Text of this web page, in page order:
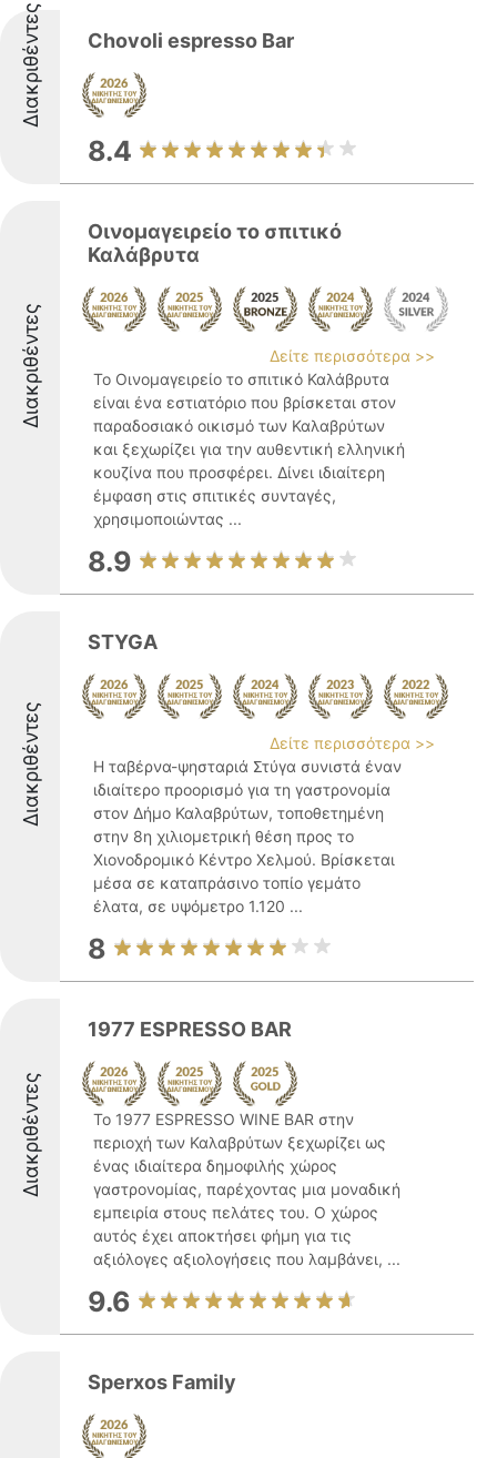
Διακριθέντες Chovoli espresso Bar
8.4
Διακριθέντες
Οινομαγειρείο το σπιτικό
Καλάβρυτα
Δείτε περισσότερα >>
Το Οινομαγειρείο το σπιτικό Καλάβρυτα
είναι ένα εστιατόριο που βρίσκεται στον
παραδοσιακό οικισμό των Καλαβρύτων
και ξεχωρίζει για την αυθεντική ελληνική
κουζίνα που προσφέρει. Δίνει ιδιαίτερη
έμφαση στις σπιτικές συνταγές,
χρησιμοποιώντας ...
8.9
Διακριθέντες
STYGA
Δείτε περισσότερα >>
Η ταβέρνα-ψησταριά Στύγα συνιστά έναν
ιδιαίτερο προορισμό για τη γαστρονομία
στον Δήμο Καλαβρύτων, τοποθετημένη
στην 8η χιλιομετρική θέση προς το
Χιονοδρομικό Κέντρο Χελμού. Βρίσκεται
μέσα σε καταπράσινο τοπίο γεμάτο
έλατα, σε υψόμετρο 1.120 ...
8
Διακριθέντες
1977 ESPRESSO BAR
Το 1977 ESPRESSO WINE BAR στην
περιοχή των Καλαβρύτων ξεχωρίζει ως
ένας ιδιαίτερα δημοφιλής χώρος
γαστρονομίας, παρέχοντας μια μοναδική
εμπειρία στους πελάτες του. Ο χώρος
αυτός έχει αποκτήσει φήμη για τις
αξιόλογες αξιολογήσεις που λαμβάνει, ...
9.6
Sperxos Family